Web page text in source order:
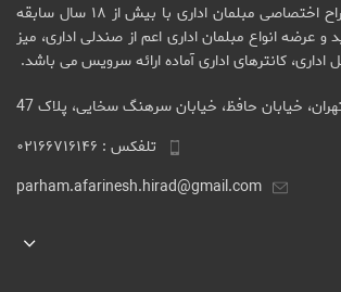
گروه صنعتی هیراد طراح اختصاصی مبلمان اداری با بیش از ۱۸ سال سابقه
و عرضه انواع مبلمان اداری اعم از صندلی اداری، میز
اداری، کانترهای اداری آماده ارائه سرویس می باشد.
خیابان حافظ، خیابان سرهنگ سخایی، پلاک 47
تلفکس : ۰۲۱۶۶۷۱۶۱۴۶
parham.afarinesh.hirad@gmail.com